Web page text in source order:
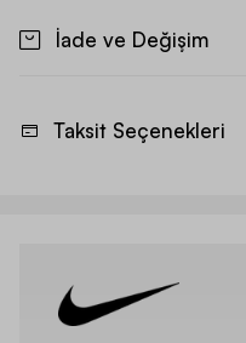
İade ve Değişim
Taksit Seçenekleri